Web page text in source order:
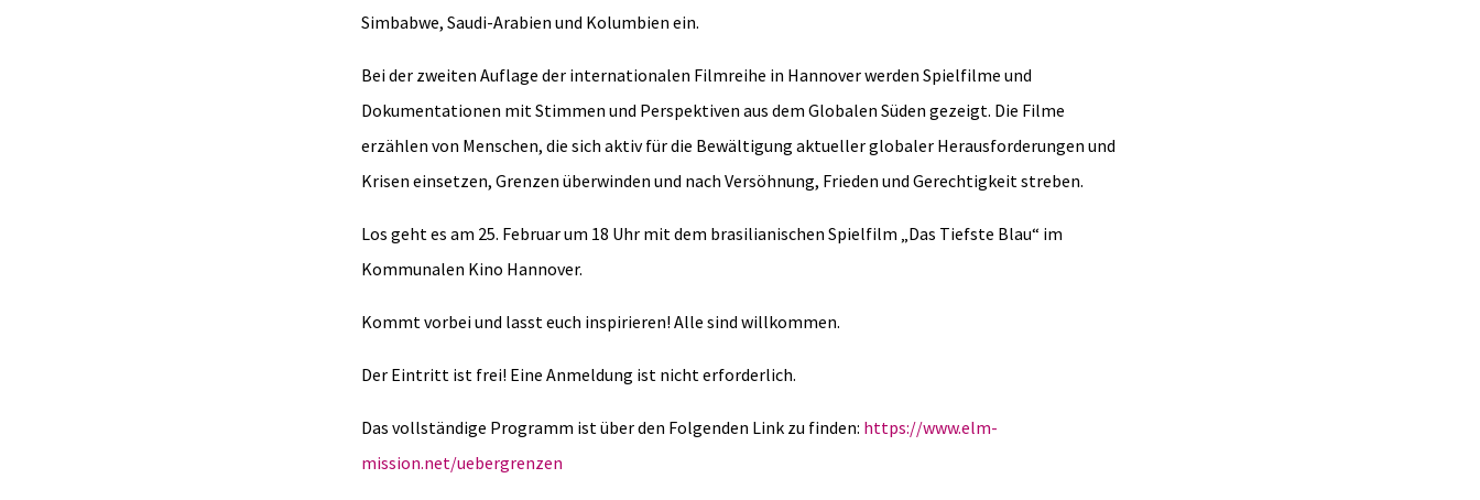
Simbabwe, Saudi-Arabien und Kolumbien ein.
Bei der zweiten Auflage der internationalen Filmreihe in Hannover werden Spielfilme und
Dokumentationen mit Stimmen und Perspektiven aus dem Globalen Süden gezeigt. Die Filme
erzählen von Menschen, die sich aktiv für die Bewältigung aktueller globaler Herausforderungen und
Krisen einsetzen, Grenzen überwinden und nach Versöhnung, Frieden und Gerechtigkeit streben.
Los geht es am 25. Februar um 18 Uhr mit dem brasilianischen Spielfilm „Das Tiefste Blau“ im
Kommunalen Kino Hannover.
Kommt vorbei und lasst euch inspirieren! Alle sind willkommen.
Der Eintritt ist frei! Eine Anmeldung ist nicht erforderlich.
Das vollständige Programm ist über den Folgenden Link zu finden: https://www.elm-
mission.net/uebergrenzen